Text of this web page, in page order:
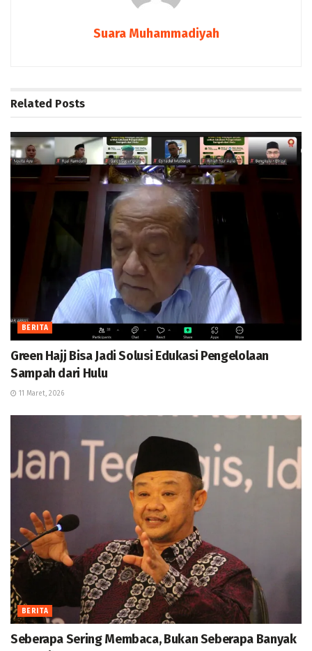
Suara Muhammadiyah
Related Posts
BERITA
Green Hajj Bisa Jadi Solusi Edukasi Pengelolaan
Sampah dari Hulu
11 Maret, 2026
BERITA
Seberapa Sering Membaca, Bukan Seberapa Banyak